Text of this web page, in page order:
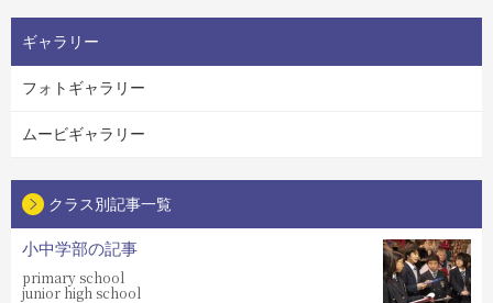
ギャラリー
フォトギャラリー
ムービギャラリー
クラス別記事一覧
小中学部の記事
primary school
junior high school